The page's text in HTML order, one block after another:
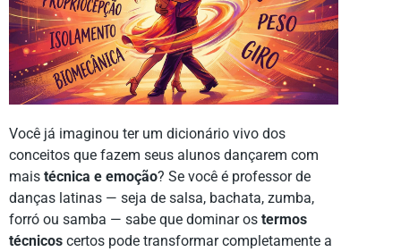
Você já imaginou ter um dicionário vivo dos
conceitos que fazem seus alunos dançarem com
mais técnica e emoção? Se você é professor de
danças latinas — seja de salsa, bachata, zumba,
forró ou samba — sabe que dominar os termos
técnicos certos pode transformar completamente a